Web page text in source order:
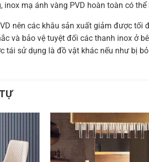
inox mạ ánh vàng PVD hoàn toàn có
nên các khâu sản xuất giảm được
và bảo vệ tuyệt đối các thanh inox ở
tái sử dụng là đồ vật khác nếu như bị